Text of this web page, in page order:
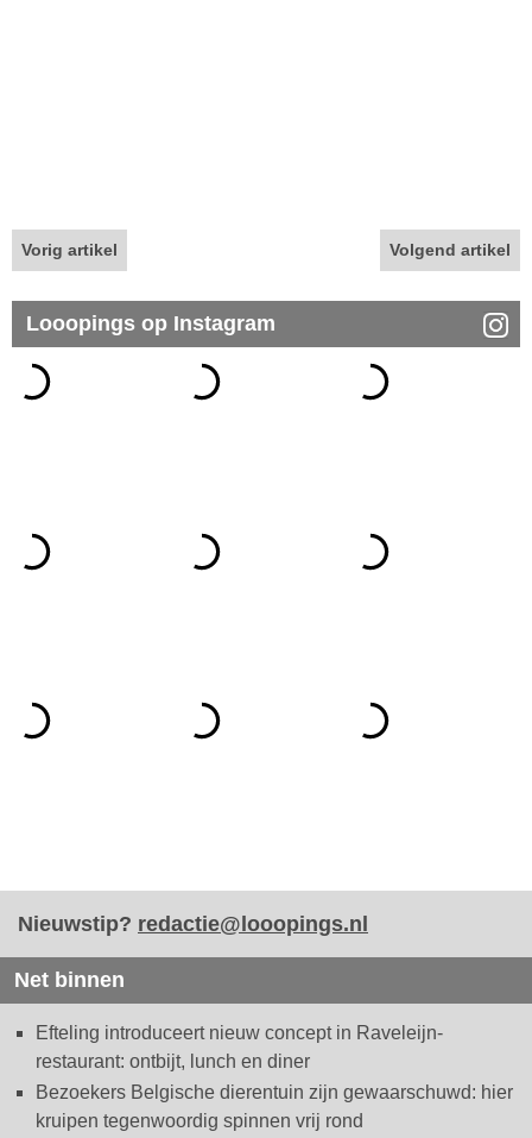
Vorig artikel Volgend artikel
Looopings op Instagram
Nieuwstip? redactie@looopings.nl
Net binnen
Efteling introduceert nieuw concept in Raveleijn-
restaurant: ontbijt, lunch en diner
Bezoekers Belgische dierentuin zijn gewaarschuwd: hier
kruipen tegenwoordig spinnen vrij rond